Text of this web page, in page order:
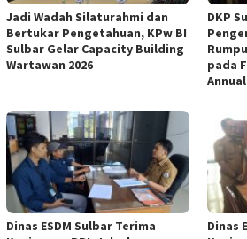
Jadi Wadah Silaturahmi dan
Bertukar Pengetahuan, KPw BI
Sulbar Gelar Capacity Building
Wartawan 2026
DKP
pada
Dinas ESDM Sulbar Terima
Dinas